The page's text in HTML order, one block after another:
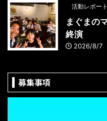
活動レポート
まぐまの
終演
2026/8/7
募集事項